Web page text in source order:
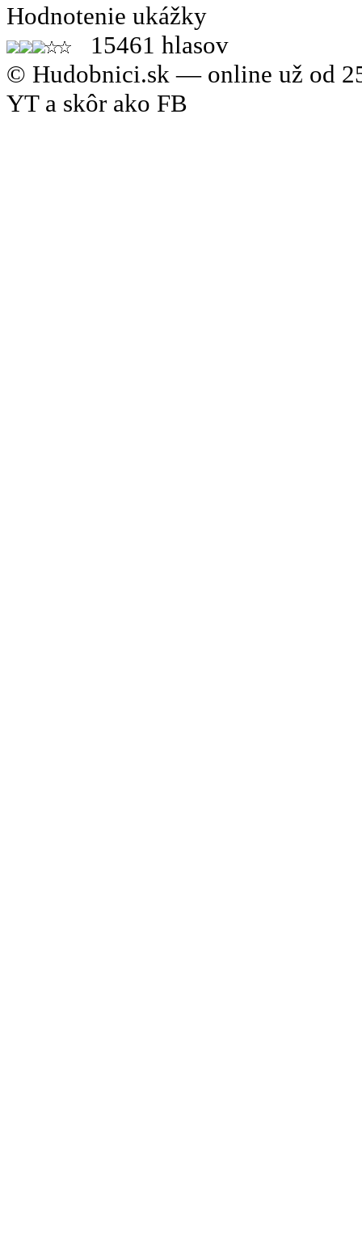
Hodnotenie ukážky
15461 hlasov
© Hudobnici.sk — online už od
YT a skôr ako FB